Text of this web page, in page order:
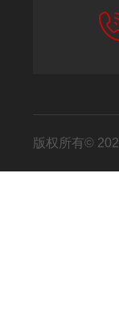
版权所有©